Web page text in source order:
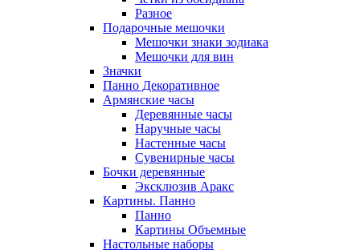
Разное
Подарочные мешочки
Мешочки знаки зодиака
Мешочки для вин
Значки
Панно Декоративное
Армянские часы
Деревянные часы
Наручные часы
Настенные часы
Сувенирные часы
Бочки деревянные
Эксклюзив Аракс
Картины. Панно
Панно
Картины Объемные
Настольные наборы